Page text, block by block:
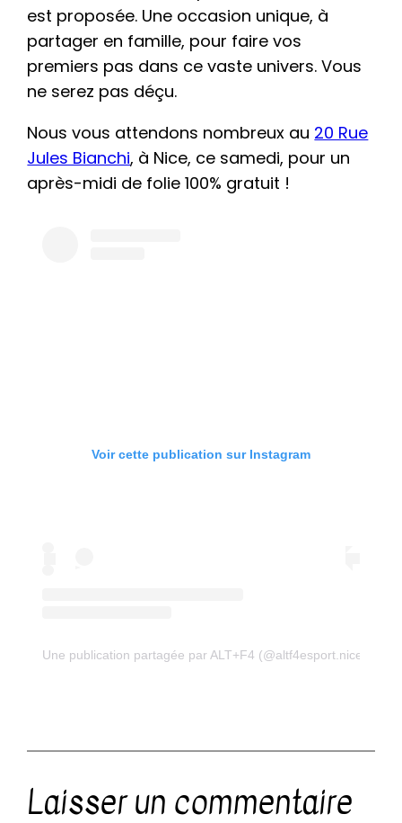
est proposée. Une occasion unique, à
partager en famille, pour faire vos
premiers pas dans ce vaste univers. Vous
ne serez pas déçu.
Nous vous attendons nombreux au 20 Rue
Jules Bianchi, à Nice, ce samedi, pour un
après-midi de folie 100% gratuit !
Voir cette publication sur Instagram
Une publication partagée par ALT+F4 (@altf4esport.nice)
Laisser un commentaire